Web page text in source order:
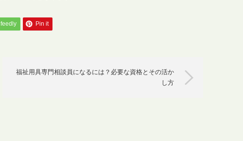
feedly Pin it
福祉用具専門相談員になるには？必要な資格とその活か
し方